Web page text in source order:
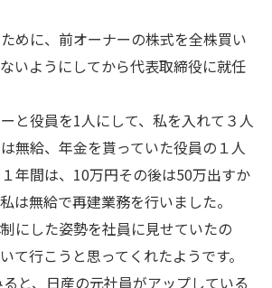
めに、前オーナーの株式を全株買い
いようにしてから代表取締役に就任
と役員を1人にして、私を入れて３人
無給、年金を貰っていた役員の１人
年間は、10万円その後は50万出すか
は無給で再建業務を行いました。
にした姿勢を社員に見せていたの
て行こうと思ってくれたようです。
と、日産の元社員がアップしている